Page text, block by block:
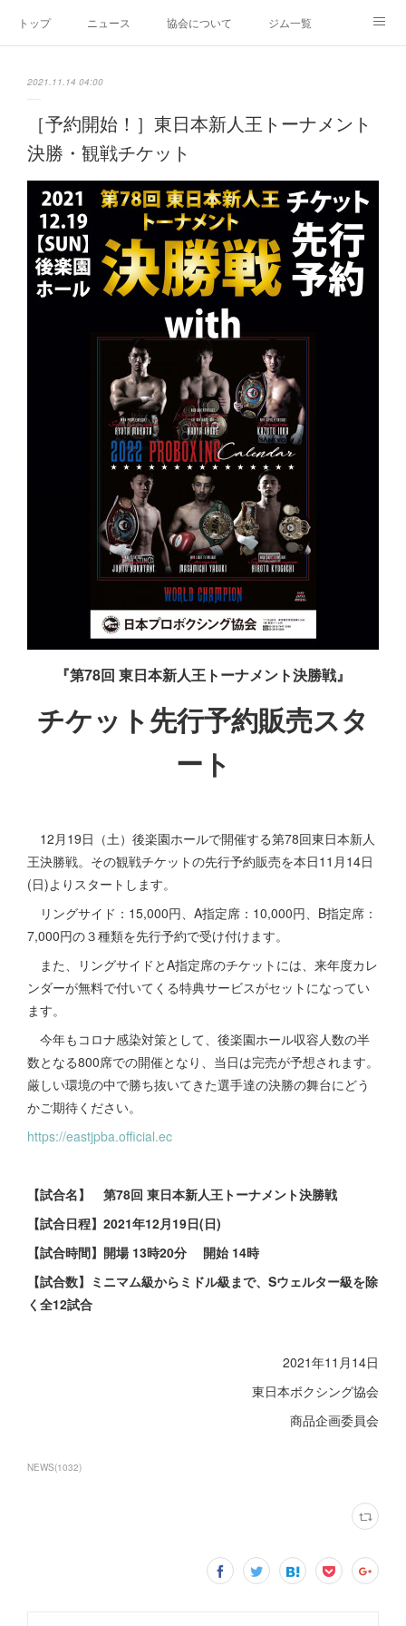
トップ ニュース 協会について ジム一覧
2021.11.14 04:00
［予約開始！］東日本新人王トーナメント
決勝・観戦チケット
『第78回 東日本新人王トーナメント決勝戦』
チケット先行予約販売スタ
ート
12月19日（土）後楽園ホールで開催する第78回東日本新人
王決勝戦。その観戦チケットの先行予約販売を本日11月14日
(日)よりスタートします。
リングサイド：15,000円、A指定席：10,000円、B指定席：
7,000円の３種類を先行予約で受け付けます。
また、リングサイドとA指定席のチケットには、来年度カレ
ンダーが無料で付いてくる特典サービスがセットになってい
ます。
今年もコロナ感染対策として、後楽園ホール収容人数の半
数となる800席での開催となり、当日は完売が予想されます。
厳しい環境の中で勝ち抜いてきた選手達の決勝の舞台にどう
かご期待ください。
https://eastjpba.official.ec
【試合名】 第78回 東日本新人王トーナメント決勝戦
【試合日程】2021年12月19日(日)
【試合時間】開場 13時20分 開始 14時
【試合数】ミニマム級からミドル級まで、Sウェルター級を除
く全12試合
2021年11月14日
東日本ボクシング協会
商品企画委員会
NEWS(1032)